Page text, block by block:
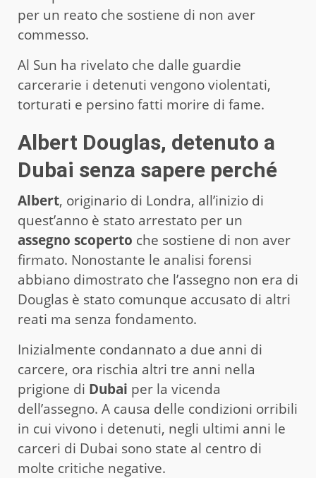
per un reato che sostiene di non aver
commesso.
Al Sun ha rivelato che dalle guardie
carcerarie i detenuti vengono violentati,
torturati e persino fatti morire di fame.
Albert Douglas, detenuto a
Dubai senza sapere perché
Albert, originario di Londra, all’inizio di
quest’anno è stato arrestato per un
assegno scoperto che sostiene di non aver
firmato. Nonostante le analisi forensi
abbiano dimostrato che l’assegno non era di
Douglas è stato comunque accusato di altri
reati ma senza fondamento.
Inizialmente condannato a due anni di
carcere, ora rischia altri tre anni nella
prigione di Dubai per la vicenda
dell’assegno. A causa delle condizioni orribili
in cui vivono i detenuti, negli ultimi anni le
carceri di Dubai sono state al centro di
molte critiche negative.